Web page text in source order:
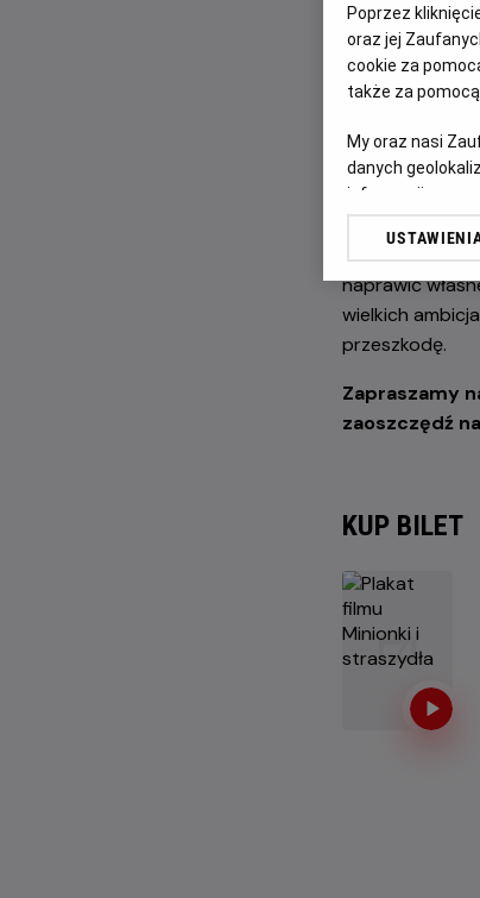
Animacja
podbić
przypadek
naprawić
wielkich
przeszkodę.
Zapraszamy
zaoszczędź
KUP BILET
Poprzez
oraz jej
cookie za
także za
My oraz nasi
danych
informacji na
odbiorców i